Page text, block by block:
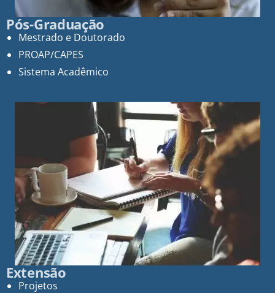
Pós-Graduação
Mestrado e Doutorado
PROAP/CAPES
Sistema Acadêmico
Extensão
Projetos